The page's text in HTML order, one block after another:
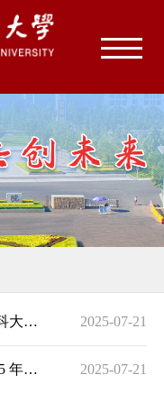
关于开展 2026 年度山东第二医科大学教师教学创新大赛的通知 2025-07-21
关于开展山东第二医科大学 2025 年度青年教师教学比赛通知 2025-07-21